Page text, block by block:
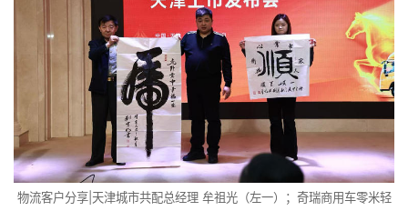
物流客户分享|天津城市共配总经理 牟祖光（左一）；奇瑞商用车零米轻